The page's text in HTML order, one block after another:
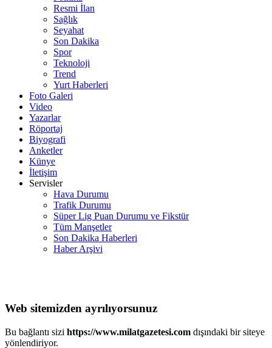
Resmi İlan
Sağlık
Seyahat
Son Dakika
Spor
Teknoloji
Trend
Yurt Haberleri
Foto Galeri
Video
Yazarlar
Röportaj
Biyografi
Anketler
Künye
İletişim
Servisler
Hava Durumu
Trafik Durumu
Süper Lig Puan Durumu ve Fikstür
Tüm Manşetler
Son Dakika Haberleri
Haber Arşivi
Web sitemizden ayrılıyorsunuz
Bu bağlantı sizi https://www.milatgazetesi.com dışındaki bir siteye
yönlendiriyor.